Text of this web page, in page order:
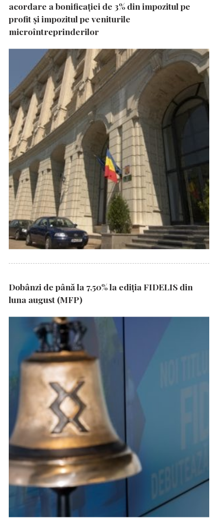
acordare a bonificației de 3% din impozitul pe
profit și impozitul pe veniturile
microîntreprinderilor
Dobânzi de până la 7,50% la ediția FIDELIS din
luna august (MFP)